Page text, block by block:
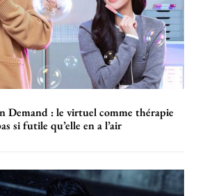
Demand : le virtuel comme thérapie
si futile qu’elle en a l’air